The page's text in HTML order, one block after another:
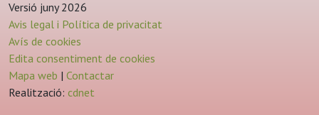
Versió juny 2026
Avis legal i Política de privacitat
Avís de cookies
Edita consentiment de cookies
Mapa web | Contactar
Realització: cdnet